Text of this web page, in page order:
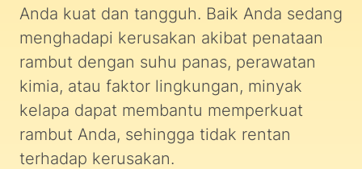
Anda kuat dan tangguh. Baik Anda sedang
menghadapi kerusakan akibat penataan
rambut dengan suhu panas, perawatan
kimia, atau faktor lingkungan, minyak
kelapa dapat membantu memperkuat
rambut Anda, sehingga tidak rentan
terhadap kerusakan.